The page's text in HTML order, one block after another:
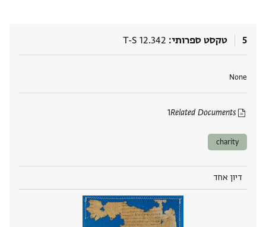
5 טקסט ספרותי T-S 12.342
None
Related Documents
1
charity
דיון אחד